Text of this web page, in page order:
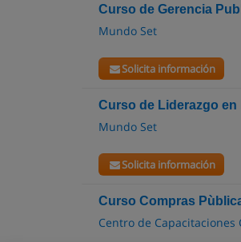
Curso de Gerencia
Mundo Set
Solicita información
Curso de Liderazgo
Mundo Set
Solicita información
Curso Compras
Centro de Capacitaciones